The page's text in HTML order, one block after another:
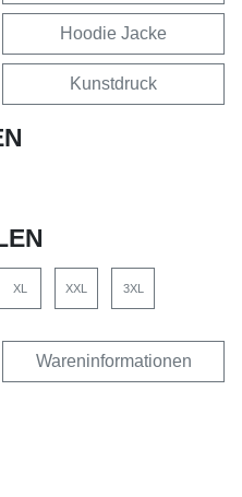
Hoodie Jacke
Kunstdruck
XL XXL 3XL
Wareninformationen